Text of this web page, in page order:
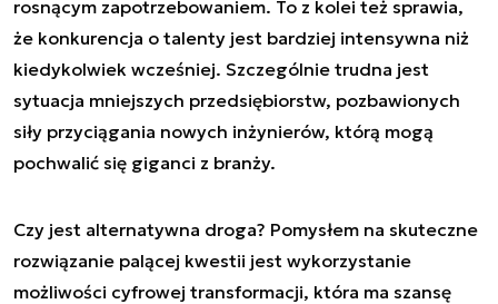
rosnącym zapotrzebowaniem. To z kolei też sprawia,
że konkurencja o talenty jest bardziej intensywna niż
kiedykolwiek wcześniej. Szczególnie trudna jest
sytuacja mniejszych przedsiębiorstw, pozbawionych
siły przyciągania nowych inżynierów, którą mogą
pochwalić się giganci z branży.
Czy jest alternatywna droga? Pomysłem na skuteczne
rozwiązanie palącej kwestii jest wykorzystanie
możliwości cyfrowej transformacji, która ma szansę